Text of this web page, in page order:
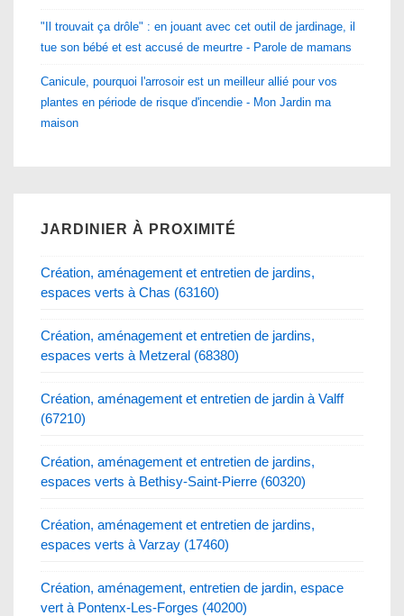
"Il trouvait ça drôle" : en jouant avec cet outil de jardinage, il
tue son bébé et est accusé de meurtre - Parole de mamans
Canicule, pourquoi l'arrosoir est un meilleur allié pour vos
plantes en période de risque d'incendie - Mon Jardin ma
maison
JARDINIER À PROXIMITÉ
Création, aménagement et entretien de jardins,
espaces verts à Chas (63160)
Création, aménagement et entretien de jardins,
espaces verts à Metzeral (68380)
Création, aménagement et entretien de jardin à Valff
(67210)
Création, aménagement et entretien de jardins,
espaces verts à Bethisy-Saint-Pierre (60320)
Création, aménagement et entretien de jardins,
espaces verts à Varzay (17460)
Création, aménagement, entretien de jardin, espace
vert à Pontenx-Les-Forges (40200)